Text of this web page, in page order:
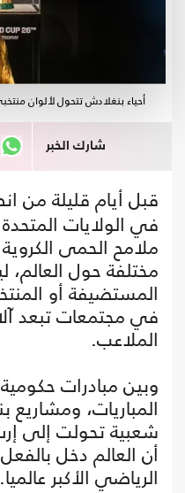
أحياء بنغلادش تتحول لألوان
شارك الخبر
قبل أيام قليلة من
في الولايات
ملامح الحمى
مختلفة حول
المستضيفة أو
في مجتمعات تبعد
الملاعب.
وبين مبادرات
المباريات، ومشاريع
شعبية تحولت إلى
أن العالم دخل
الرياضي الأكبر عالميا.